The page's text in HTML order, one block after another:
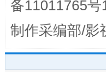
备11011765
制作采编部/影